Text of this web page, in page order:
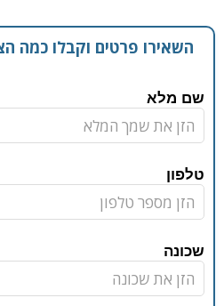
השאירו פרטים וקבלו כמה
שם מלא
טלפון
שכונה